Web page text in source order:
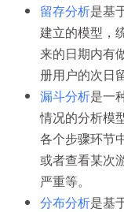
留存分析是基
建立的模型，
来的日期内有
册用户的次日
漏斗分析是一
情况的分析模
各个步骤环节
或者查看某次
严重等。
分布分析是基